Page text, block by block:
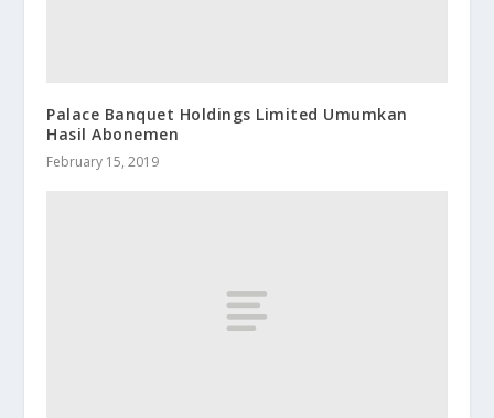
Palace Banquet Holdings Limited Umumkan
Hasil Abonemen
February 15, 2019